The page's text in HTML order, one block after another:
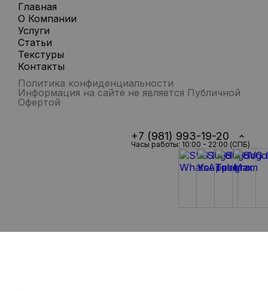
Главная
О Компании
Услуги
Статьи
Текстуры
Контакты
Политика конфиденциальности
Информация на сайте не является Публичной
Офертой
+7 (981) 993-19-20
Часы работы: 10:00 - 22:00 (СПБ)